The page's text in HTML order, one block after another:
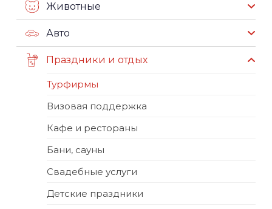
Животные
Авто
Праздники и отдых
Турфирмы
Визовая поддержка
Кафе и рестораны
Бани, сауны
Свадебные услуги
Детские праздники